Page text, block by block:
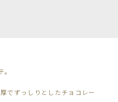
でずっしりとしたチョコレー